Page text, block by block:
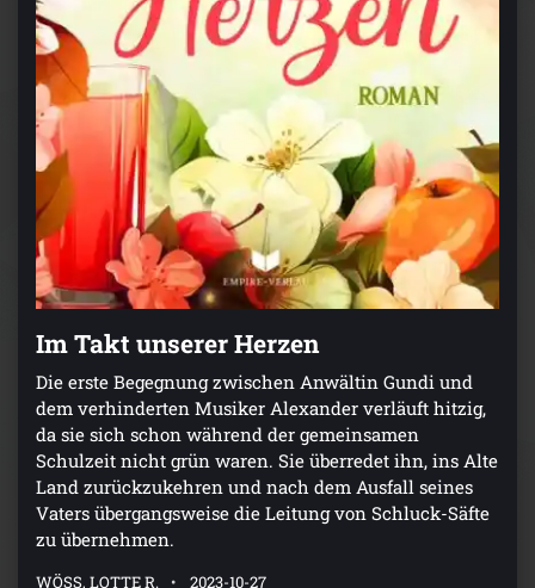
Im Takt unserer Herzen
Die erste Begegnung zwischen Anwältin Gundi und
dem verhinderten Musiker Alexander verläuft hitzig,
da sie sich schon während der gemeinsamen
Schulzeit nicht grün waren. Sie überredet ihn, ins Alte
Land zurückzukehren und nach dem Ausfall seines
Vaters übergangsweise die Leitung von Schluck-Säfte
zu übernehmen.
WÖSS, LOTTE R. 2023-10-27